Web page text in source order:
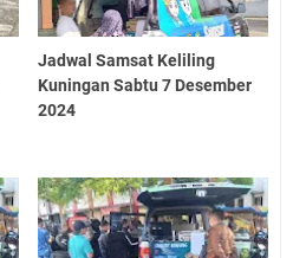
Jadwal Samsat Keliling
Kuningan Sabtu 7 Desember
2024